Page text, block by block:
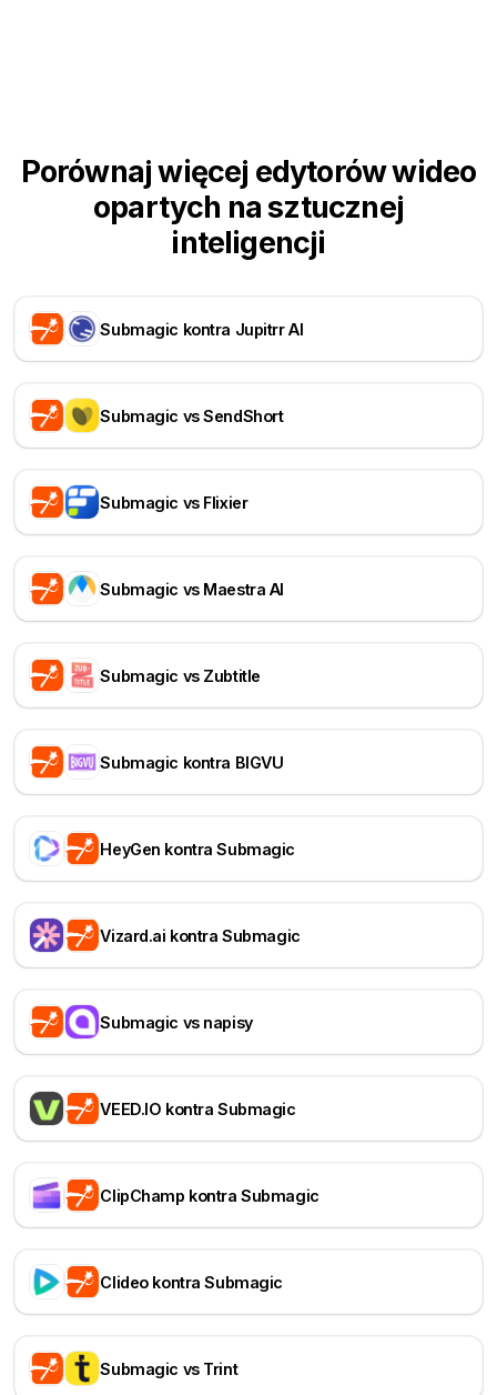
Porównaj więcej edytorów wideo
opartych na sztucznej
inteligencji
Submagic kontra Jupitrr AI
Submagic vs SendShort
Submagic vs Flixier
Submagic vs Maestra AI
Submagic vs Zubtitle
Submagic kontra BIGVU
HeyGen kontra Submagic
Vizard.ai kontra Submagic
Submagic vs napisy
VEED.IO kontra Submagic
ClipChamp kontra Submagic
Clideo kontra Submagic
Submagic vs Trint